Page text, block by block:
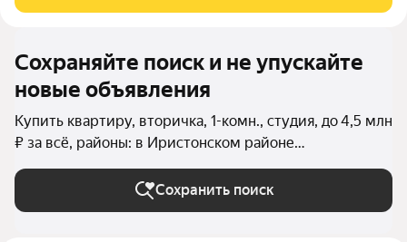
Сохраняйте поиск и не упускайте
новые объявления
Купить квартиру, вторичка, 1-комн., студия, до 4,5 млн
₽ за всё, районы: в Иристонском районе
(Владикавказ) во Владикавказе
Сохранить поиск